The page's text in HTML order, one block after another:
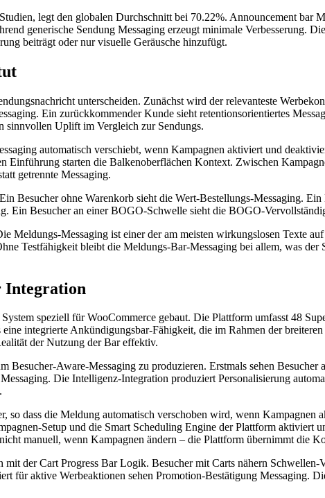
legt den globalen Durchschnitt bei 70.22%. Announcement bar
generische Sendung Messaging erzeugt minimale Verbesserung.
beiträgt oder nur visuelle Geräusche hinzufügt.
unterscheiden. Zunächst wird der relevanteste
Ein zurückkommender Kunde sieht retentionsorientiertes
sinnvollen Uplift im Vergleich zur Sendungs.
automatisch verschiebt, wenn Kampagnen aktiviert und
starten die Balkenoberflächen Kontext. Zwischen
getrennte Messaging.
Besucher ohne Warenkorb sieht die Wert-Bestellungs-Messaging.
Ein Besucher an einer BOGO-Schwelle sieht die BOGO-
Meldungs-Messaging ist einer der am meisten wirkungslosen Texte
Testfähigkeit bleibt die Meldungs-Bar-Messaging bei allem, was der
Integration
speziell für WooCommerce gebaut. Die Plattform umfasst 48
integrierte Ankündigungsbar-Fähigkeit, die im Rahmen der
der Nutzung der Bar effektiv.
Aware-Messaging zu produzieren. Erstmals sehen
Die Intelligenz-Integration produziert Personalisierung
dass die Meldung automatisch verschoben wird, wenn Kampagnen
Setup und die Smart Scheduling Engine der Plattform aktiviert
manuell, wenn Kampagnen ändern – die Plattform übernimmt die
der Cart Progress Bar Logik. Besucher mit Carts nähern
für aktive Werbeaktionen sehen Promotion-Bestätigung Messaging.